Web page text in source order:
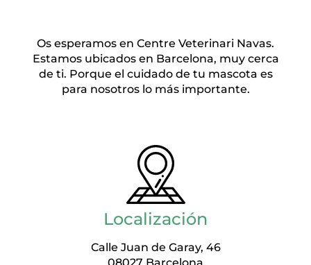
Os esperamos en Centre Veterinari Navas.
Estamos ubicados en Barcelona, muy cerca
de ti. Porque el cuidado de tu mascota es
para nosotros lo más importante.
Localización
Calle Juan de Garay, 46